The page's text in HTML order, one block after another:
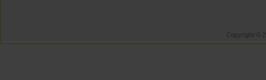
Copyright ©